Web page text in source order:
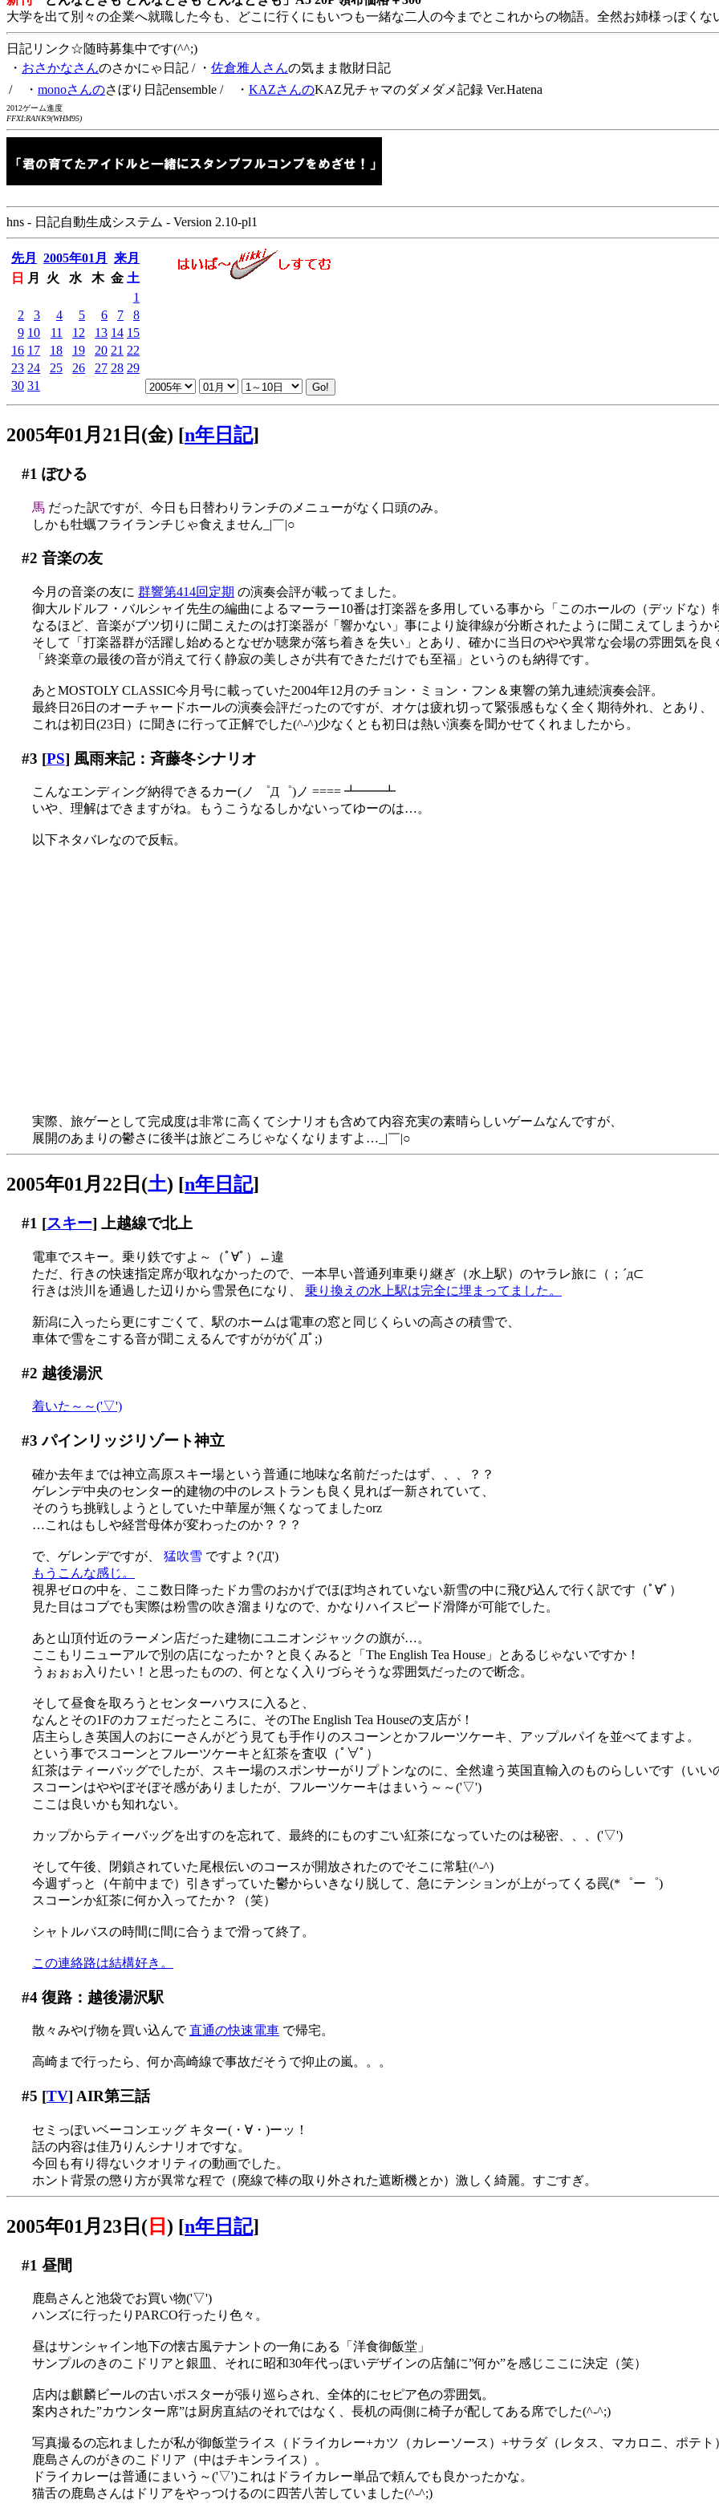
大学を出て別々の企業へ就職した今も、どこに行くにもいつも一緒な二人の今までとこれからの物語。全然お姉様っぽくな
日記リンク☆随時募集中です(^^;)
・ おさかなさんのさかにゃ日記 / ・ 佐倉雅人さんの気まま散財日記
/ ・ monoさんのさぼり日記ensemble / ・ KAZさんのKAZ兄チャマのダメダメ記録 Ver.Hatena
2012ゲーム進度
FFXI:RANK9(WHM95)
hns - 日記自動生成システム - Version 2.10-pl1
先月 2005年01月
来月
日
月 火 水 木 金 土
1
2
3 4 5 6 7
8
9 10 11 12 13 14 15
16 17 18 19 20 21 22
23 24 25 26 27 28 29
30 31
2005年01月21日(金) [n年日記]
#1 ぽひる
馬 だった訳ですが、今日も日替わりランチのメニューがなく口頭のみ。
しかも牡蠣フライランチじゃ食えません_|￣|○
#2 音楽の友
今月の音楽の友に 群響第414回定期 の演奏会評が載ってました。
御大ルドルフ・バルシャイ先生の編曲によるマーラー10番は打楽器を多用している事から「このホールの（デッドな
なるほど、音楽がブツ切りに聞こえたのは打楽器が「響かない」事により旋律線が分断されたように聞こえてしまうか
そして「打楽器群が活躍し始めるとなぜか聴衆が落ち着きを失い」とあり、確かに当日のやや異常な会場の雰囲気を良
「終楽章の最後の音が消えて行く静寂の美しさが共有できただけでも至福」というのも納得です。
あとMOSTOLY CLASSIC今月号に載っていた2004年12月のチョン・ミョン・フン＆東響の第九連続演奏会評。
最終日26日のオーチャードホールの演奏会評だったのですが、オケは疲れ切って緊張感もなく全く期待外れ、とあり、
これは初日(23日）に聞きに行って正解でした(^-^)少なくとも初日は熱い演奏を聞かせてくれましたから。
#3 [PS] 風雨来記：斉藤冬シナリオ
こんなエンディング納得できるカー(ノ ゜Д゜)ノ ==== ┻━━┻
いや、理解はできますがね。もうこうなるしかないってゆーのは…。
以下ネタバレなので反転。
実際、旅ゲーとして完成度は非常に高くてシナリオも含めて内容充実の素晴らしいゲームなんですが、
展開のあまりの鬱さに後半は旅どころじゃなくなりますよ…_|￣|○
2005年01月22日(土) [n年日記]
#1 [スキー] 上越線で北上
電車でスキー。乗り鉄ですよ～（ﾟ∀ﾟ）←違
ただ、行きの快速指定席が取れなかったので、一本早い普通列車乗り継ぎ（水上駅）のヤラレ旅に（；´д⊂
行きは渋川を通過した辺りから雪景色になり、 乗り換えの水上駅は完全に埋まってました。
新潟に入ったら更にすごくて、駅のホームは電車の窓と同じくらいの高さの積雪で、
車体で雪をこする音が聞こえるんですががが(ﾟДﾟ;)
#2 越後湯沢
着いた～～('▽')
#3 パインリッジリゾート神立
確か去年までは神立高原スキー場という普通に地味な名前だったはず、、、？？
ゲレンデ中央のセンター的建物の中のレストランも良く見れば一新されていて、
そのうち挑戦しようとしていた中華屋が無くなってましたorz
…これはもしや経営母体が変わったのか？？？
で、ゲレンデですが、 猛吹雪 ですよ？('Д')
もうこんな感じ。
視界ゼロの中を、ここ数日降ったドカ雪のおかげでほぼ均されていない新雪の中に飛び込んで行く訳です（ﾟ∀ﾟ）
見た目はコブでも実際は粉雪の吹き溜まりなので、かなりハイスピード滑降が可能でした。
あと山頂付近のラーメン店だった建物にユニオンジャックの旗が…。
ここもリニューアルで別の店になったか？と良くみると「The English Tea House」とあるじゃないですか！
うぉぉぉ入りたい！と思ったものの、何となく入りづらそうな雰囲気だったので断念。
そして昼食を取ろうとセンターハウスに入ると、
なんとその1Fのカフェだったところに、そのThe English Tea Houseの支店が！
店主らしき英国人のおにーさんがどう見ても手作りのスコーンとかフルーツケーキ、アップルパイを並べてますよ。
という事でスコーンとフルーツケーキと紅茶を査収（ﾟ∀ﾟ）
紅茶はティーバッグでしたが、スキー場のスポンサーがリプトンなのに、全然違う英国直輸入のものらしいです（いい
スコーンはややぼそぼそ感がありましたが、フルーツケーキはまいう～～('▽')
ここは良いかも知れない。
カップからティーバッグを出すのを忘れて、最終的にものすごい紅茶になっていたのは秘密、、、('▽')
そして午後、閉鎖されていた尾根伝いのコースが開放されたのでそこに常駐(^-^)
今週ずっと（午前中まで）引きずっていた鬱からいきなり脱して、急にテンションが上がってくる罠(*゜ー゜)
スコーンか紅茶に何か入ってたか？（笑）
シャトルバスの時間に間に合うまで滑って終了。
この連絡路は結構好き。
#4復路：越後湯沢駅
散々みやげ物を買い込んで直通の快速電車 で帰宅。
高崎まで行ったら、何か高崎線で事故だそうで抑止の嵐。。。
#5 [TV] AIR第三話
セミっぽいベーコンエッグ キター(・∀・)ーッ！
話の内容は佳乃りんシナリオですな。
今回も有り得ないクオリティの動画でした。
ホント背景の懲り方が異常な程で（廃線で棒の取り外された遮断機とか）激しく綺麗。すごすぎ。
2005年01月23日( 日 ) [n年日記]
#1 昼間
鹿島さんと池袋でお買い物('▽')
ハンズに行ったりPARCO行ったり色々。
昼はサンシャイン地下の懐古風テナントの一角にある「洋食御飯堂」
サンプルのきのこドリアと銀皿、それに昭和30年代っぽいデザインの店舗に”何か”を感じここに決定（笑）
店内は麒麟ビールの古いポスターが張り巡らされ、全体的にセピア色の雰囲気。
案内された”カウンター席”は厨房直結のそれではなく、長机の両側に椅子が配してある席でした(^-^;)
写真撮るの忘れましたが私が御飯堂ライス（ドライカレー+カツ（カレーソース）+サラダ（レタス、マカロニ、ポテト
鹿島さんのがきのこドリア（中はチキンライス）。
ドライカレーは普通にまいう～('▽')これはドライカレー単品で頼んでも良かったかな。
猫舌の鹿島さんはドリアをやっつけるのに四苦八苦していました(^-^;)